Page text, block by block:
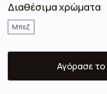
Διαθέσιμα χρώματα
Μπεζ
Αγόρασε το